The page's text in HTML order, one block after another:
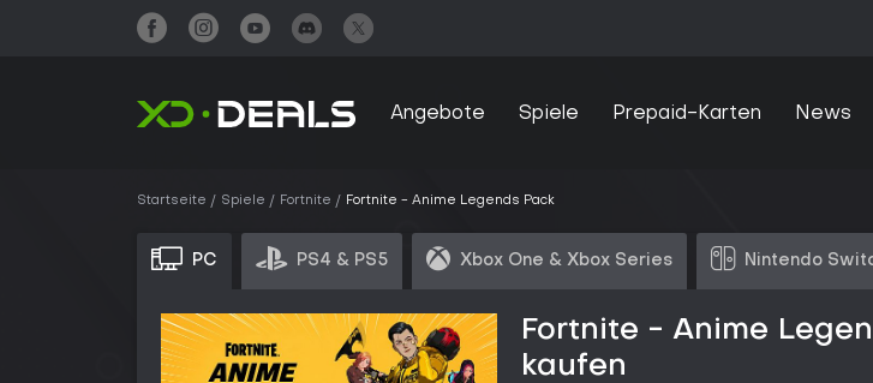
Angebote Spiele Prepaid-Karten News
Startseite Spiele Fortnite Fortnite - Anime Legends Pack
PC PS4 & PS5 Xbox One & Xbox Series Nintendo
Fortnite - Anime
kaufen